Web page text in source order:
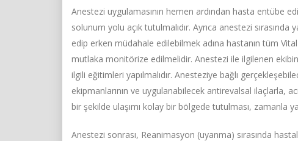
Anestezi uygulamasının hemen ardından hasta entübe
solunum yolu açık tutulmalıdır. Ayrıca anestezi
edip erken müdahale edilebilmek adına hastanın tüm
mutlaka monitörize edilmelidir. Anestezi ile ilgilenen
ilgili eğitimleri yapılmalıdır. Anesteziye bağlı
ekipmanlarının ve uygulanabilecek antirevalsal ilaçlarla,
bir şekilde ulaşımı kolay bir bölgede tutulması, zamanla
Anestezi sonrası, Reanimasyon (uyanma) sırasında